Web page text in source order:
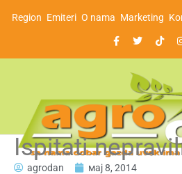
Region Emiteri O nama Marketing
Ispitati
agrodan мај 8, 2014